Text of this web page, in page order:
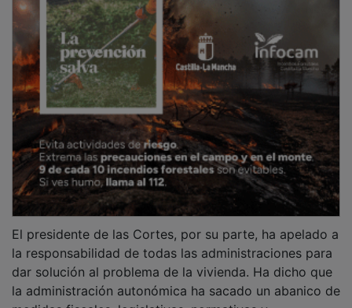
la responsabilidad de todas las administraciones para
dar solución al problema de la vivienda. Ha dicho que
la administración autonómica ha sacado un abanico de
medidas fiscales, legislativas, normativas y